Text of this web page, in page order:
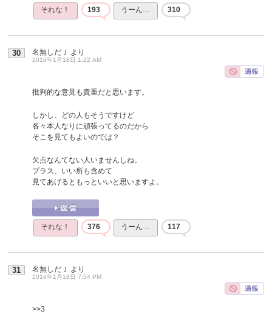
それな！ 193 うーん… 310
30 名無しだＪ より
2016年1月18日 1:22 AM
批判的な意見も貴重だと思います。
しかし、どの人もそうですけど
各々本人なりに頑張ってるのだから
そこを見てもよいのでは？
欠点なんてない人いませんしね。
プラス、いい所も含めて
見てあげるともっといいと思いますよ。
それな！ 376 うーん… 117
31 名無しだＪ より
2016年1月18日 7:54 PM
>>3